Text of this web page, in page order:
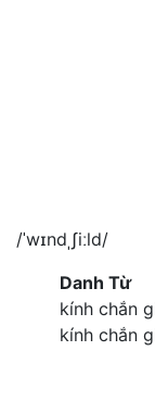
/ˈwɪndˌʃiːld/
Danh Từ
kính chắn
kính chắn